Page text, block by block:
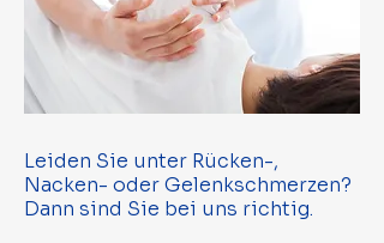
Leiden Sie unter Rücken-,
Nacken- oder Gelenkschmerzen?
Dann sind Sie bei uns richtig.